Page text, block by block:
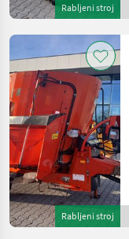
Rabljeni stroj
Rabljeni stroj